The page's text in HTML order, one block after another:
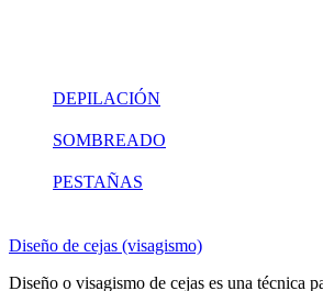
DEPILACIÓN
SOMBREADO
PESTAÑAS
Diseño de cejas (visagismo)
Diseño o visagismo de cejas es una técnica